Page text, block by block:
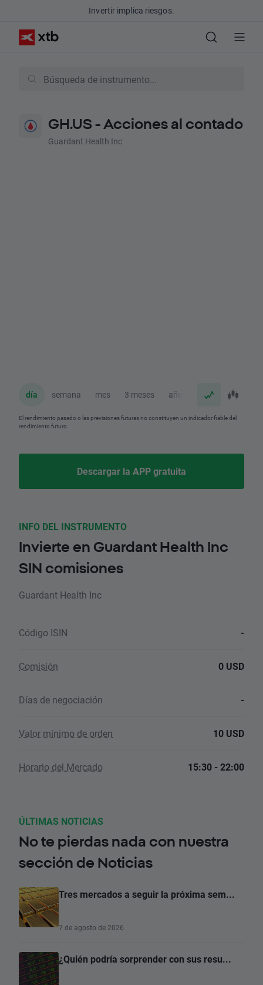
Invertir implica riesgos.
GH.US - Acciones al contado
Guardant Health Inc
día semana mes 3 meses año
El rendimiento pasado o las previsiones futuras no constituyen un indicador fiable del
rendimiento futuro.
Descargar la APP gratuita
INFO DEL INSTRUMENTO
Invierte en Guardant Health Inc
SIN comisiones
Guardant Health Inc
Código ISIN -
Comisión 0 USD
Días de negociación -
Valor mínimo de orden 10 USD
Horario del Mercado 15:30 - 22:00
ÚLTIMAS NOTICIAS
No te pierdas nada con nuestra
sección de Noticias
Tres mercados a seguir la próxima sem...
7 de agosto de 2026
¿Quién podría sorprender con sus resu...